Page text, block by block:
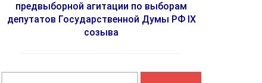
предвыборной агитации по выборам
депутатов Государственной Думы РФ IX
созыва